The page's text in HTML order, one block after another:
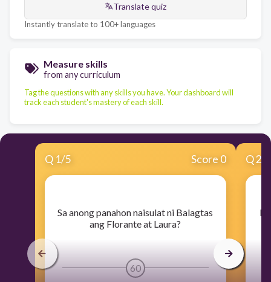
Translate quiz
Instantly translate to 100+ languages
Measure skills
from any curriculum
Tag the questions with any skills you have. Your dashboard will
track each student's mastery of each skill.
Q 1/5 Score 0
​Sa anong panahon naisulat ni Balagtas
ang Florante at Laura?
60
Q2